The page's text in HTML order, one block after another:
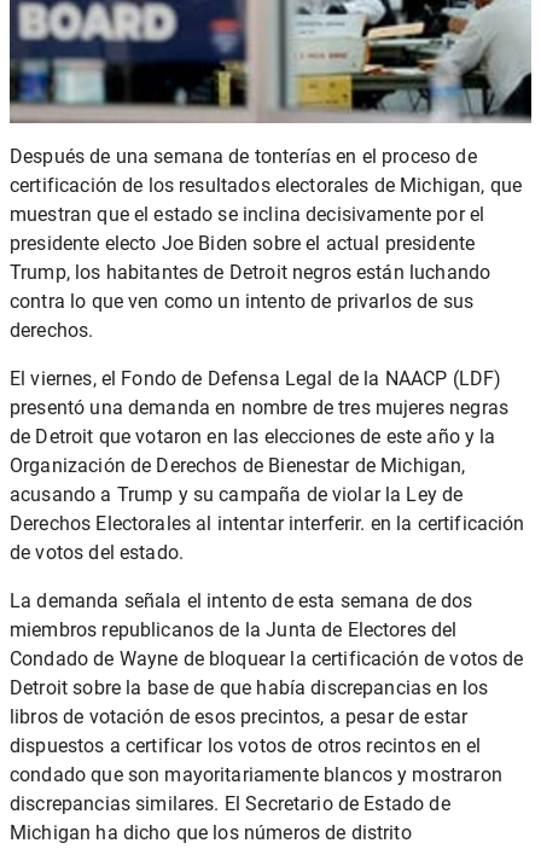
Después de una semana de tonterías en el proceso de
certificación de los resultados electorales de Michigan, que
muestran que el estado se inclina decisivamente por el
presidente electo Joe Biden sobre el actual presidente
Trump, los habitantes de Detroit negros están luchando
contra lo que ven como un intento de privarlos de sus
derechos.
El viernes, el Fondo de Defensa Legal de la NAACP (LDF)
presentó una demanda en nombre de tres mujeres negras
de Detroit que votaron en las elecciones de este año y la
Organización de Derechos de Bienestar de Michigan,
acusando a Trump y su campaña de violar la Ley de
Derechos Electorales al intentar interferir. en la certificación
de votos del estado.
La demanda señala el intento de esta semana de dos
miembros republicanos de la Junta de Electores del
Condado de Wayne de bloquear la certificación de votos de
Detroit sobre la base de que había discrepancias en los
libros de votación de esos precintos, a pesar de estar
dispuestos a certificar los votos de otros recintos en el
condado que son mayoritariamente blancos y mostraron
discrepancias similares. El Secretario de Estado de
Michigan ha dicho que los números de distrito